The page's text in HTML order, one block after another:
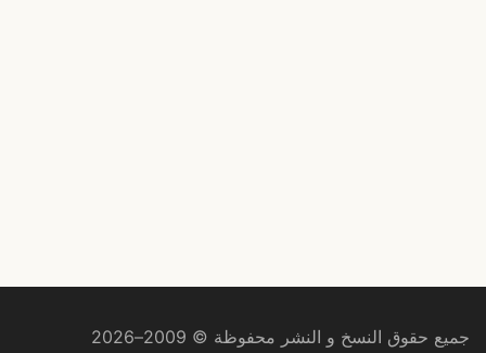
جميع حقوق النسخ و النشر محفوظة © 2009–2026